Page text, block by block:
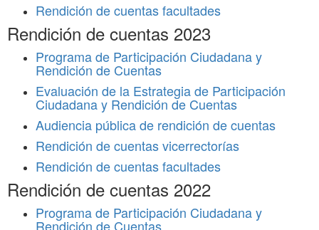
Rendición de cuentas facultades
Rendición de cuentas 2023
Programa de Participación Ciudadana y
Rendición de Cuentas
Evaluación de la Estrategia de Participación
Ciudadana y Rendición de Cuentas
Audiencia pública de rendición de cuentas
Rendición de cuentas vicerrectorías
Rendición de cuentas facultades
Rendición de cuentas 2022
Programa de Participación Ciudadana y
Rendición de Cuentas